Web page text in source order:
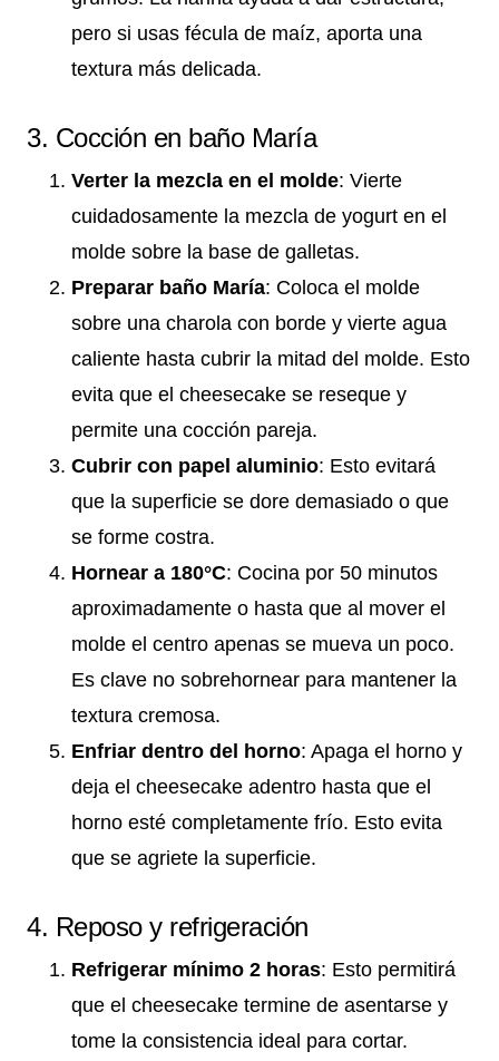
pero si usas fécula de maíz, aporta una
textura más delicada.
3. Cocción en baño María
Verter la mezcla en el molde: Vierte
cuidadosamente la mezcla de yogurt en el
molde sobre la base de galletas.
Preparar baño María: Coloca el molde
sobre una charola con borde y vierte agua
caliente hasta cubrir la mitad del molde. Esto
evita que el cheesecake se reseque y
permite una cocción pareja.
Cubrir con papel aluminio: Esto evitará
que la superficie se dore demasiado o que
se forme costra.
Hornear a 180°C: Cocina por 50 minutos
aproximadamente o hasta que al mover el
molde el centro apenas se mueva un poco.
Es clave no sobrehornear para mantener la
textura cremosa.
Enfriar dentro del horno: Apaga el horno y
deja el cheesecake adentro hasta que el
horno esté completamente frío. Esto evita
que se agriete la superficie.
4. Reposo y refrigeración
Refrigerar mínimo 2 horas: Esto permitirá
que el cheesecake termine de asentarse y
tome la consistencia ideal para cortar.